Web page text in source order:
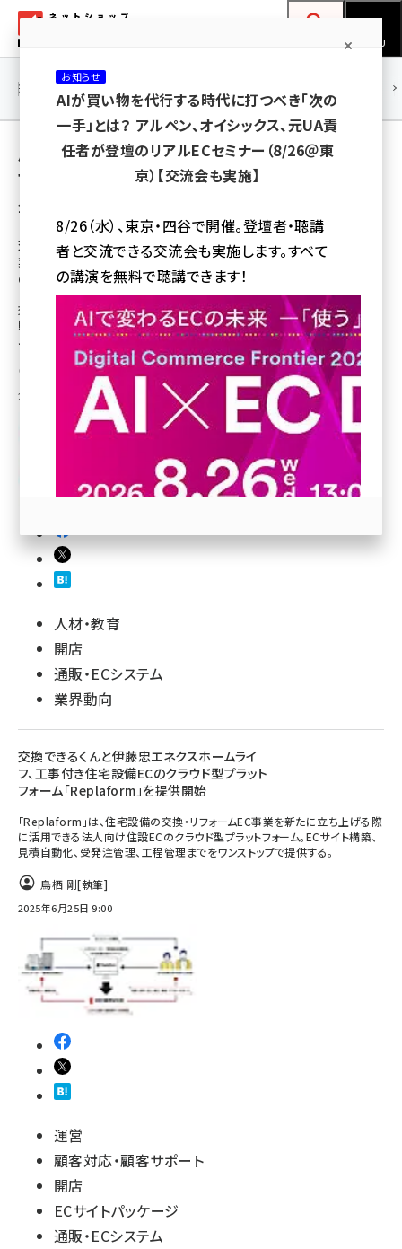
ン
ネットショップ担当者フォーラム
MENU
yahoo (1908)
楽天 (1874)
アスクル (1122)
base (1083)
ビィ・フォアード (778)
revico (744)
連載・特集 |
用語「伊藤忠エネクスホームライフ」 が使われ
ている記事の一覧
全 3 記事中 1 ～ 3 を表示中
交換できるくん、伊藤忠エネクス子会社と資本
業務提携。クラウドECシステム「Replaform」
の開発・販売などで連携強化
交換できるくん、伊藤忠エネクスホームライフは、住宅設備機器をECで簡単に
販売・施工できるクラウド型のECプラットフォーム「Replaform（リプラフォー
ム）」の開発・販売に向けて連携を強化する。
[執筆]
2024年12月24日 8:00
人材・教育
開店
通販・ECシステム
業界動向
交換できるくんと伊藤忠エネクスホームライ
フ、工事付き住宅設備ECのクラウド型プラット
フォーム「Replaform」を提供開始
「Replaform」は、住宅設備の交換・リフォームEC事業を新たに立ち上げる際
に活用できる法人向け住設ECのクラウド型プラットフォーム。ECサイト構築、
見積自動化、受発注管理、工程管理までをワンストップで提供する。
鳥栖 剛[執筆]
2025年6月25日 9:00
運営
顧客対応・顧客サポート
開店
ECサイトパッケージ
通販・ECシステム
お知らせ
AIが買い物を代行する時代に打つべき「次の
一手」とは？ アルペン、オイシックス、元UA責
任者が登壇のリアルECセミナー（8/26＠東
京）【交流会も実施】
8/26（水）、東京・四谷で開催。登壇者・聴講
者と交流できる交流会も実施します。すべて
の講演を無料で聴講できます！